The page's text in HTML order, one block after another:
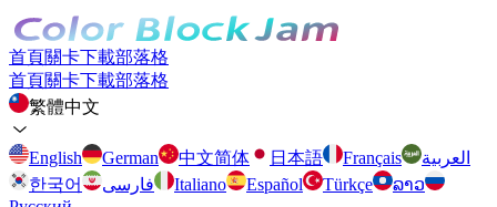
首頁關卡下載部落格
首頁關卡下載部落格
繁體中文
English German 中文简体 日本語 Français
العربية
한국어
فارسی Italiano Español Türkçe
ລາວ